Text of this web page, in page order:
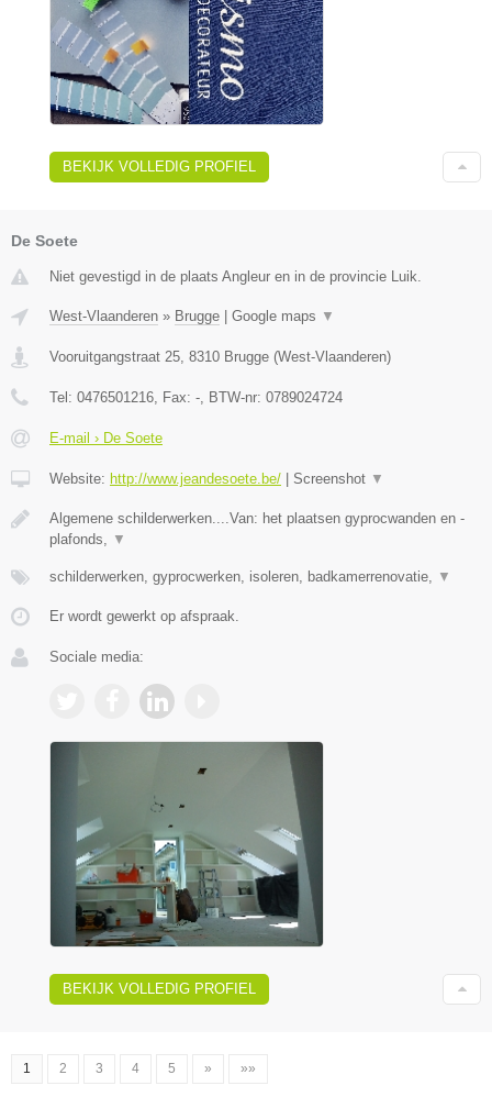
BEKIJK VOLLEDIG PROFIEL
De Soete
Niet gevestigd in de plaats Angleur en in de provincie Luik.
West-Vlaanderen » Brugge Google maps ▼
Vooruitgangstraat 25, 8310 Brugge (West-Vlaanderen)
Tel: 0476501216, Fax: -, BTW-nr: 0789024724
E-mail › De Soete
Website: http://www.jeandesoete.be/ Screenshot ▼
Algemene schilderwerken....Van: het plaatsen gyprocwanden en -
plafonds, ▼
schilderwerken, gyprocwerken, isoleren, badkamerrenovatie, ▼
Er wordt gewerkt op afspraak.
Sociale media:
BEKIJK VOLLEDIG PROFIEL
1 2 3 4 5 » »»